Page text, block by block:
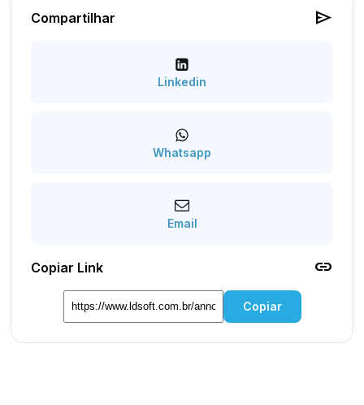
Compartilhar send
Linkedin
Whatsapp
Email
Copiar Link link
Copiar